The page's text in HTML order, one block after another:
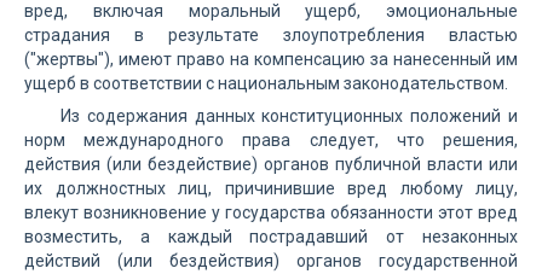
вред, включая моральный ущерб, эмоциональные
страдания в результате злоупотребления властью
("жертвы"), имеют право на компенсацию за нанесенный им
ущерб в соответствии с национальным законодательством.
Из содержания данных конституционных положений и
норм международного права следует, что решения,
действия (или бездействие) органов публичной власти или
их должностных лиц, причинившие вред любому лицу,
влекут возникновение у государства обязанности этот вред
возместить, а каждый пострадавший от незаконных
действий (или бездействия) органов государственной